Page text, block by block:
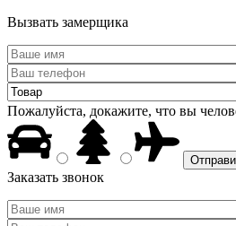
Вызвать замерщика
Пожалуйста, докажите, что вы
Заказать звонок